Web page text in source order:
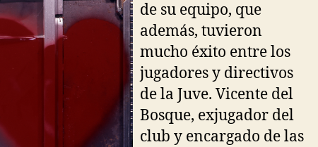
de su equipo, que
además, tuvieron
mucho éxito entre los
jugadores y directivos
de la Juve. Vicente del
Bosque, exjugador del
club y encargado de las